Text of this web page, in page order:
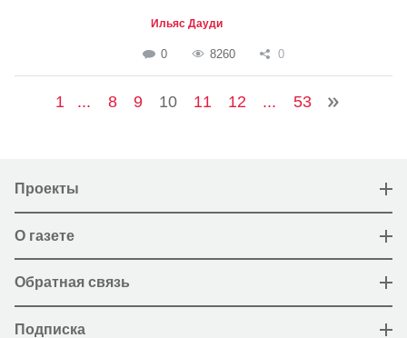
Ильяс Дауди
0 8260 0
1 ... 8 9 10 11 12 ... 53
Проекты
О газете
Обратная связь
Подписка